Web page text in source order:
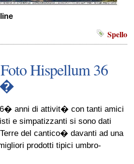
Spello
Hispellum 36
anni di attivit� con tanti amici
e simpatizzanti si sono dati
del cantico� davanti ad una
prodotti tipici umbro-